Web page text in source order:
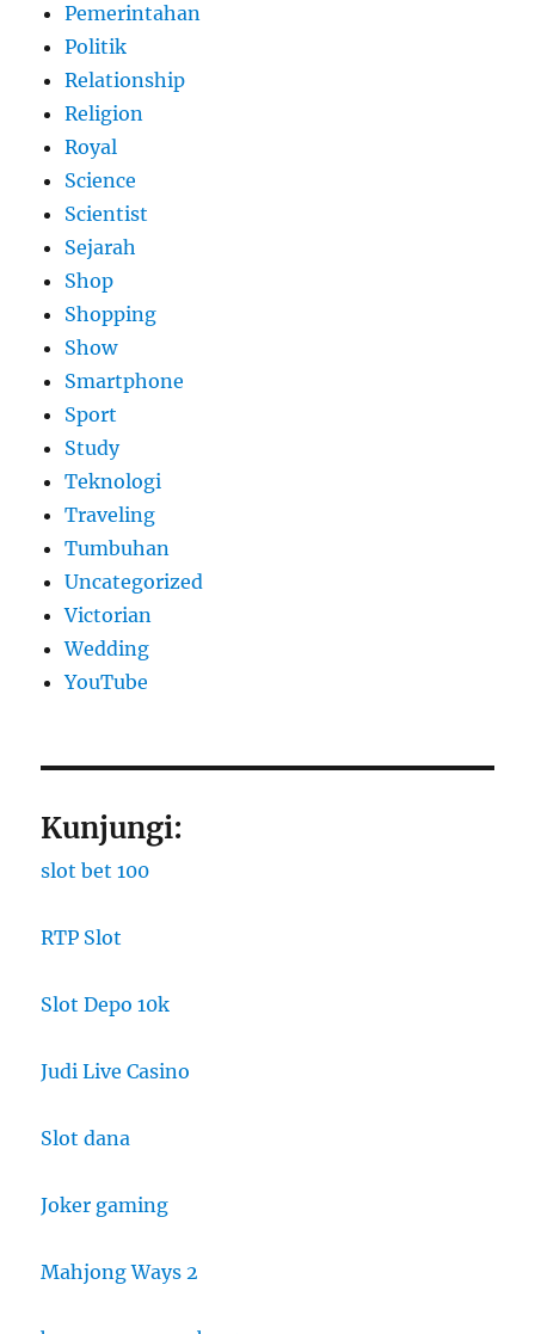
Pemerintahan
Politik
Relationship
Religion
Royal
Science
Scientist
Sejarah
Shop
Shopping
Show
Smartphone
Sport
Study
Teknologi
Traveling
Tumbuhan
Uncategorized
Victorian
Wedding
YouTube
Kunjungi:
slot bet 100
RTP Slot
Slot Depo 10k
Judi Live Casino
Slot dana
Joker gaming
Mahjong Ways 2